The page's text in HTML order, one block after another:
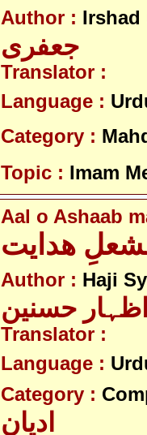
Author : Irshad
جعفری
Translator :
Language :
Category :
Topic : Imam
Aal o Ashaab
ھدایت
Author : Haji
حسنین
Translator :
Language :
Category :
ادیان